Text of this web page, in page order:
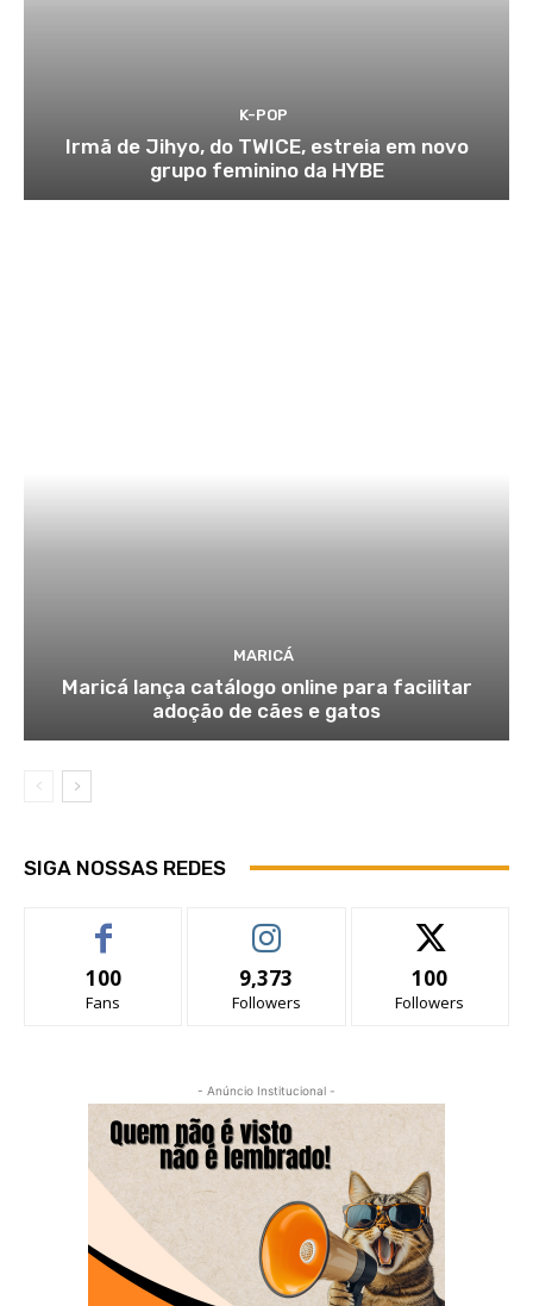
K-POP
Irmã de Jihyo, do TWICE, estreia em novo
grupo feminino da HYBE
MARICÁ
Maricá lança catálogo online para facilitar
adoção de cães e gatos
SIGA NOSSAS REDES
100
Fans
9,373
Followers
100
Followers
- Anúncio Institucional -